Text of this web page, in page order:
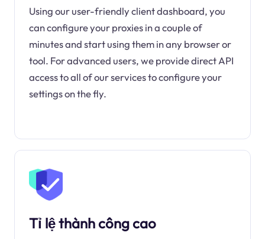
Using our user-friendly client dashboard, you
can configure your proxies in a couple of
minutes and start using them in any browser or
tool. For advanced users, we provide direct API
access to all of our services to configure your
settings on the fly.
Tỉ lệ thành công cao